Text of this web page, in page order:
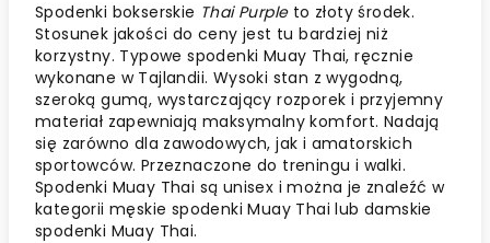
Spodenki bokserskie Thai Purpleto złoty środek.
Stosunek jakości do ceny jest tu bardziej niż
korzystny. Typowe spodenki Muay Thai, ręcznie
wykonane w Tajlandii. Wysoki stan z wygodną,
szeroką gumą, wystarczający rozporek i przyjemny
materiał zapewniają maksymalny komfort. Nadają
się zarówno dla zawodowych, jak i amatorskich
sportowców. Przeznaczone do treningu i walki.
Spodenki Muay Thai są unisex i można je znaleźć w
kategorii męskie spodenki Muay Thai lub damskie
spodenki Muay Thai.